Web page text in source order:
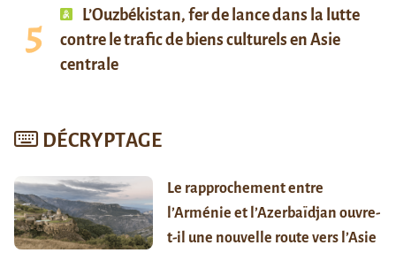
L’Ouzbékistan, fer de lance dans la lutte
contre le trafic de biens culturels en Asie
centrale
DÉCRYPTAGE
Le rapprochement entre
l’Arménie et l’Azerbaïdjan ouvre-
t-il une nouvelle route vers l’Asie